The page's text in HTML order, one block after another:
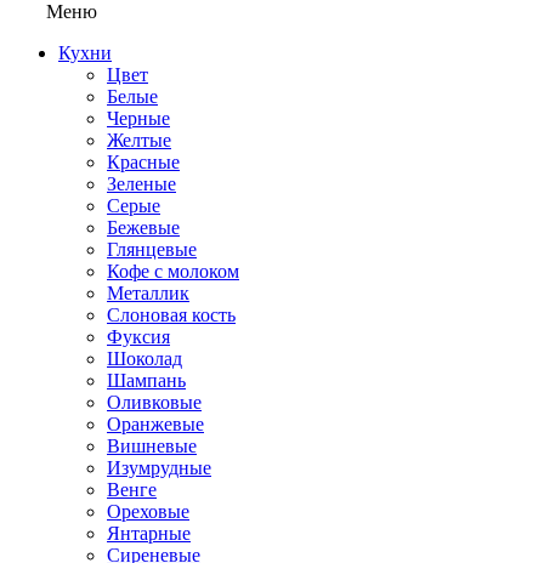
Меню
Кухни
Цвет
Белые
Черные
Желтые
Красные
Зеленые
Серые
Бежевые
Глянцевые
Кофе с молоком
Металлик
Слоновая кость
Фуксия
Шоколад
Шампань
Оливковые
Оранжевые
Вишневые
Изумрудные
Венге
Ореховые
Янтарные
Сиреневые